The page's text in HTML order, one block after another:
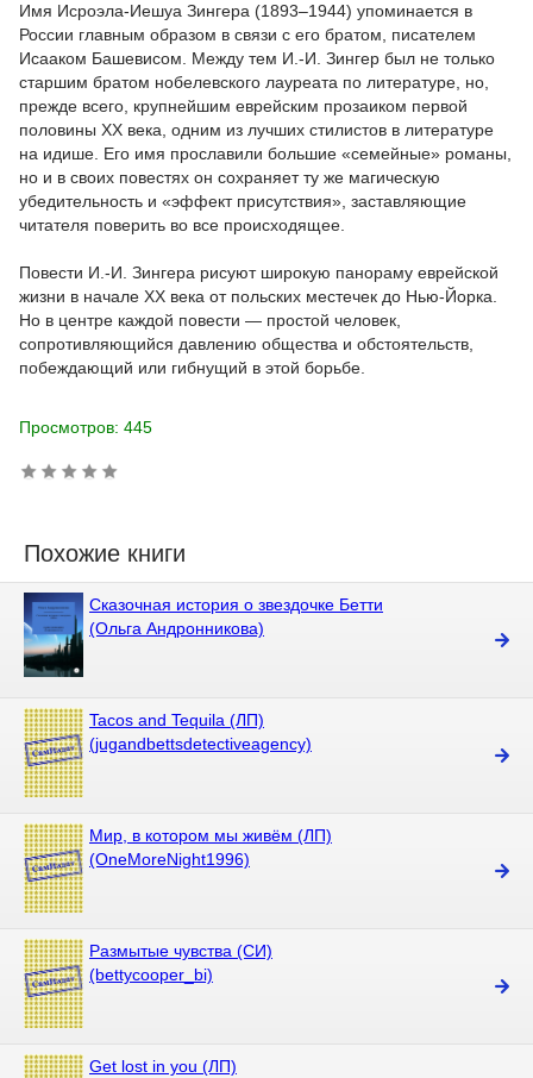
Имя Исроэла-Иешуа Зингера (1893–1944) упоминается в
России главным образом в связи с его братом, писателем
Исааком Башевисом. Между тем И.-И. Зингер был не только
старшим братом нобелевского лауреата по литературе, но,
прежде всего, крупнейшим еврейским прозаиком первой
половины XX века, одним из лучших стилистов в литературе
на идише. Его имя прославили большие «семейные» романы,
но и в своих повестях он сохраняет ту же магическую
убедительность и «эффект присутствия», заставляющие
читателя поверить во все происходящее.
Повести И.-И. Зингера рисуют широкую панораму еврейской
жизни в начале XX века от польских местечек до Нью-Йорка.
Но в центре каждой повести — простой человек,
сопротивляющийся давлению общества и обстоятельств,
побеждающий или гибнущий в этой борьбе.
Просмотров: 445
Похожие книги
Сказочная история о звездочке Бетти
(Ольга Андронникова)
Tacos and Tequila (ЛП)
(jugandbettsdetectiveagency)
Мир, в котором мы живём (ЛП)
(OneMoreNight1996)
Размытые чувства (СИ)
(bettycooper_bi)
Get lost in you (ЛП)